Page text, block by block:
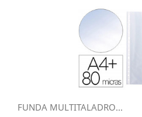
FUNDA MULTITALADRO...